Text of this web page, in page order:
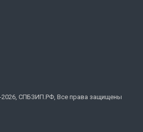
2026, СПБЗИП.РФ, Все права защищены